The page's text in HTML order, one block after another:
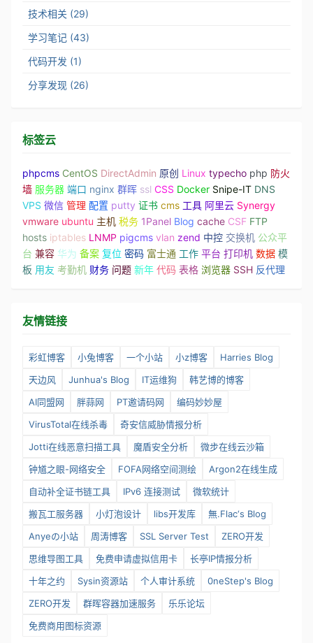
技术相关 (29)
学习笔记 (43)
代码开发 (1)
分享发现 (26)
标签云
phpcms CentOS DirectAdmin 原创 Linux typecho php 防火
墙 服务器 端口 nginx 群晖 ssl CSS Docker Snipe-IT DNS
VPS 微信 管理 配置 putty 证书 cms 工具 阿里云 Synergy
vmware ubuntu 主机 税务 1Panel Blog cache CSF FTP
hosts iptables LNMP pigcms vlan zend 中控 交换机 公众平
台 兼容 华为 备案 复位 密码 富士通 工作 平台 打印机 数据 模
板 用友 考勤机 财务 问题 新年 代码 表格 浏览器 SSH 反代理
友情链接
彩虹博客 小兔博客 一个小站 小z博客
Harries Blog
天边风
Junhua's Blog IT运维狗
韩艺博的博客
AI同盟网
胖蒜网 PT邀请码网
编码妙妙屋
VirusTotal在线杀毒
奇安信威胁情报分析
Jotti在线恶意扫描工具
魔盾安全分析
微步在线云沙箱
钟馗之眼-网络安全
FOFA网络空间测绘
Argon2在线生成
自动补全证书链工具
IPv6 连接测试
微软统计
搬瓦工服务器
小灯泡设计 libs开发库
無.Flac‘s Blog
Anyeの小站
周涛博客 SSL Server Test
ZERO开发
思维导图工具
免费申请虚拟信用卡
长亭IP情报分析
十年之约
Sysin资源站 个人审计系统
0neStep's Blog
ZERO开发
群晖容器加速服务
乐乐论坛
免费商用图标资源